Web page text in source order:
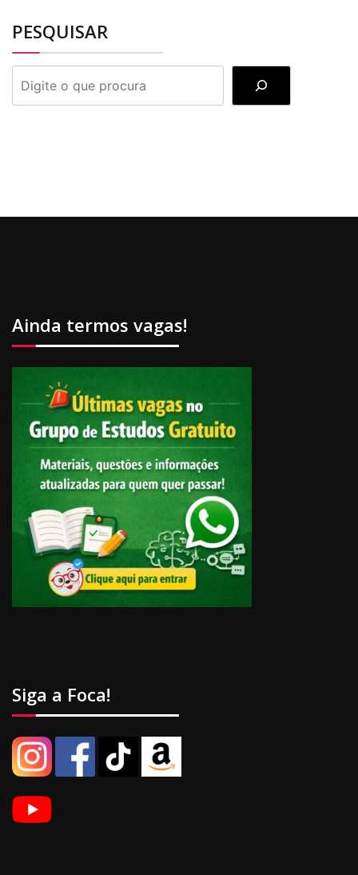
PESQUISAR
PESQUISAR
Ainda termos vagas!
Siga a Foca!